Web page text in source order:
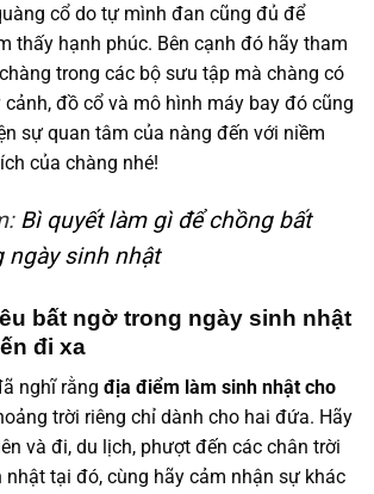
cổ do tự mình đan cũng đủ để
thấy hạnh phúc. Bên cạnh đó hãy tham
trong các bộ sưu tập mà chàng có
đồ cổ và mô hình máy bay đó cũng
sự quan tâm của nàng đến với niềm
của chàng nhé!
Bì quyết làm gì để chồng bất
ngày sinh nhật
bất ngờ trong ngày sinh nhật
đi xa
nghĩ rằng địa điểm làm sinh nhật cho
trời riêng chỉ dành cho hai đứa. Hãy
và đi, du lịch, phượt đến các chân trời
nhật tại đó, cùng hãy cảm nhận sự khác